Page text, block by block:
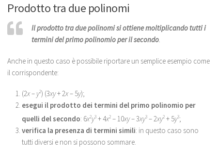
Prodotto tra due polinomi
Il prodotto tra due polinomi si ottiene moltiplicando tutti i
termini del primo polinomio per il secondo.
Anche in questo caso è possibile riportare un semplice esempio come
il corrispondente:
(2x– y2) (3xy+ 2x– 5y);
esegui il prodotto dei termini del primo polinomio per
quelli del secondo: 6x2y3 + 4x2 – 10xy– 3xy3 – 2xy2 + 5y3;
verifica la presenza di termini simili: in questo caso sono
tutti diversi e non si possono sommare.